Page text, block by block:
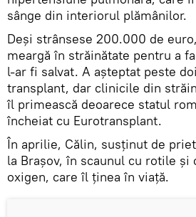
sânge din interiorul plămânilor.
Deşi strânsese 200.000 de
meargă în străinătate pentru a
l-ar fi salvat. A aşteptat peste
transplant, dar clinicile din
îl primească deoarece statul
încheiat cu Eurotransplant.
În aprilie, Călin, susţinut de
la Braşov, în scaunul cu rotile şi
oxigen, care îl ţinea în viaţă.